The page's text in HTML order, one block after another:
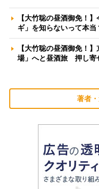
【大竹聡の昼酒御免！
ギ」を知らないって本
【大竹聡の昼酒御免！
場」へと昼酒旅 押し寄
著者